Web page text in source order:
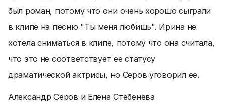
был роман, потому что они очень хорошо сыграли
в клипе на песню "Ты меня любишь". Ирина не
хотела сниматься в клипе, потому что она считала,
что это не соответствует ее статусу
драматической актрисы, но Серов уговорил ее.
Александр Серов и Елена Стебенева